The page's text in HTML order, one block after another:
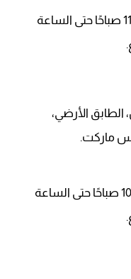
: من الساعة 11:00 صباحًا حتى الساعة
الأرضي،
ماركت.
: من الساعة 10:00 صباحًا حتى الساعة